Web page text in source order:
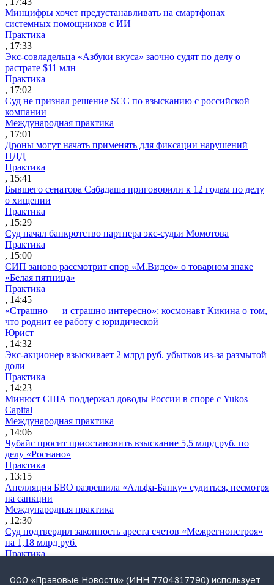
Минцифры хочет предустанавливать на смартфонах
системных помощников с ИИ
Практика
, 17:33
Экс-совладельца «Азбуки вкуса» заочно судят по делу о
растрате $11 млн
Практика
, 17:02
Суд не признал решение SCC по взысканию с российской
компании
Международная практика
, 17:01
Дроны могут начать применять для фиксации нарушений
ПДД
Практика
, 15:41
Бывшего сенатора Сабадаша приговорили к 12 годам по делу
о хищении
Практика
, 15:29
Суд начал банкротство партнера экс-судьи Момотова
Практика
, 15:00
СИП заново рассмотрит спор «М.Видео» о товарном знаке
«Белая пятница»
Практика
, 14:45
«Страшно — и страшно интересно»: космонавт Кикина о том,
что роднит ее работу с юридической
Юрист
, 14:32
Экс-акционер взыскивает 2 млрд руб. убытков из-за размытой
доли
Практика
, 14:23
Минюст США поддержал доводы России в споре с Yukos
Capital
Международная практика
, 14:06
Чубайс просит приостановить взыскание 5,5 млрд руб. по
делу «Роснано»
Практика
, 13:15
Апелляция БВО разрешила «Альфа-Банку» судиться, несмотря
на санкции
Международная практика
, 12:30
Суд подтвердил законность ареста счетов «Межрегионстроя»
на 1,18 млрд руб.
Практика
ВС разрешил сдавать жилые дома как гостевые без изменения
ООО «Правовые Новости» (ИНН 7704317790) использует